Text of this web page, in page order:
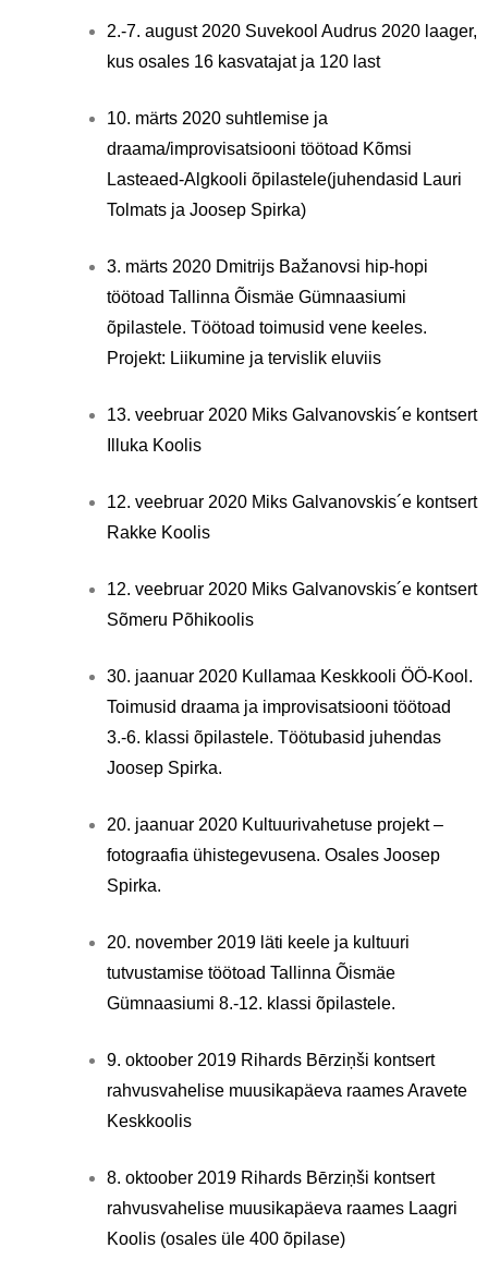
2.-7. august 2020 Suvekool Audrus 2020 laager,
kus osales 16 kasvatajat ja 120 last
10. märts 2020 suhtlemise ja
draama/improvisatsiooni töötoad Kõmsi
Lasteaed-Algkooli õpilastele(juhendasid Lauri
Tolmats ja Joosep Spirka)
3. märts 2020 Dmitrijs Bažanovsi hip-hopi
töötoad Tallinna Õismäe Gümnaasiumi
õpilastele. Töötoad toimusid vene keeles.
Projekt: Liikumine ja tervislik eluviis
13. veebruar 2020 Miks Galvanovskis´e kontsert
Illuka Koolis
12. veebruar 2020 Miks Galvanovskis´e kontsert
Rakke Koolis
12. veebruar 2020 Miks Galvanovskis´e kontsert
Sõmeru Põhikoolis
30. jaanuar 2020 Kullamaa Keskkooli ÖÖ-Kool.
Toimusid draama ja improvisatsiooni töötoad
3.-6. klassi õpilastele. Töötubasid juhendas
Joosep Spirka.
20. jaanuar 2020 Kultuurivahetuse projekt –
fotograafia ühistegevusena. Osales Joosep
Spirka.
20. november 2019 läti keele ja kultuuri
tutvustamise töötoad Tallinna Õismäe
Gümnaasiumi 8.-12. klassi õpilastele.
9. oktoober 2019 Rihards Bērziņši kontsert
rahvusvahelise muusikapäeva raames Aravete
Keskkoolis
8. oktoober 2019 Rihards Bērziņši kontsert
rahvusvahelise muusikapäeva raames Laagri
Koolis (osales üle 400 õpilase)